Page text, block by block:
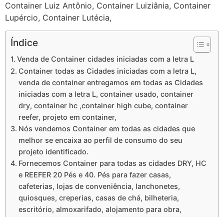
Container Luiz Antônio, Container Luiziânia, Container
Lupércio, Container Lutécia,
Índice
Venda de Container cidades iniciadas com a letra L
Container todas as Cidades iniciadas com a letra L,
venda de container entregamos em todas as Cidades
iniciadas com a letra L, container usado, container
dry, container hc ,container high cube, container
reefer, projeto em container,
Nós vendemos Container em todas as cidades que
melhor se encaixa ao perfil de consumo do seu
projeto identificado.
Fornecemos Container para todas as cidades DRY, HC
e REEFER 20 Pés e 40. Pés para fazer casas,
cafeterias, lojas de conveniência, lanchonetes,
quiosques, creperias, casas de chá, bilheteria,
escritório, almoxarifado, alojamento para obra,